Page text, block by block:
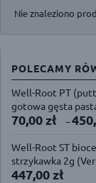
Nie znaleziono
POLECAMY
Well-Root PT
gotowa gęsta
70,00zł –
Well-Root ST
strzykawka 2g
447,00zł